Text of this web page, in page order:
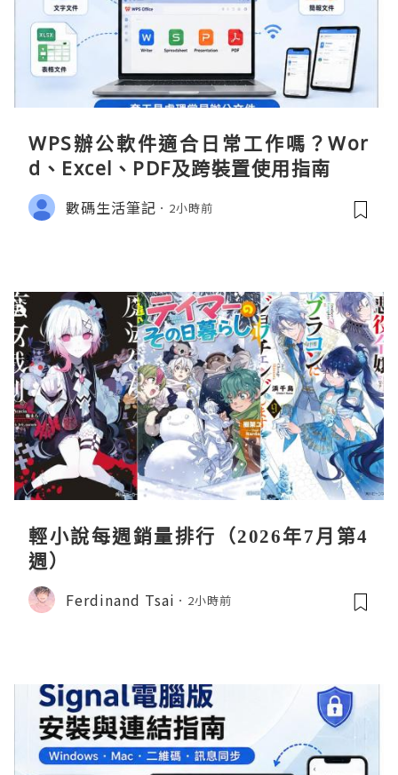
WPS辦公軟件適合日常工作嗎？Wor
d、Excel、PDF及跨裝置使用指南
數碼生活筆記 2小時前
輕小說每週銷量排行（2026年7月第4
週）
Ferdinand Tsai 2小時前